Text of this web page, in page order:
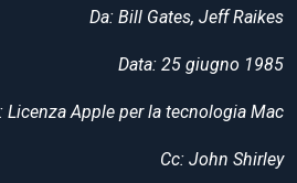
Da: Bill Gates, Jeff Raikes
Data: 25 giugno 1985
Licenza Apple per la tecnologia Mac
Cc: John Shirley